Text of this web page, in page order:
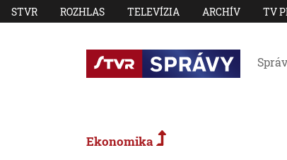
STVR ROZHLAS TELEVÍZIA ARCHÍV TV
Ekonomika